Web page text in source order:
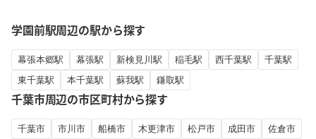
学園前駅周辺の駅から探す
幕張本郷駅 幕張駅 新検見川駅 稲毛駅 西千葉駅
千葉駅
東千葉駅
本千葉駅 蘇我駅 鎌取駅
千葉市周辺の市区町村から探す
千葉市 市川市 船橋市 木更津市 松戸市 成田市
佐倉市